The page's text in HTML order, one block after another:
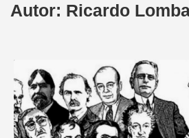
Autor: Ricardo